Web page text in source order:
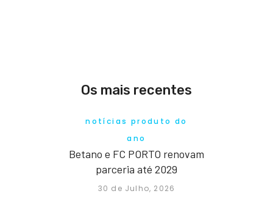
Os mais recentes
notícias produto do
ano
Betano e FC PORTO renovam
parceria até 2029
30 de Julho, 2026